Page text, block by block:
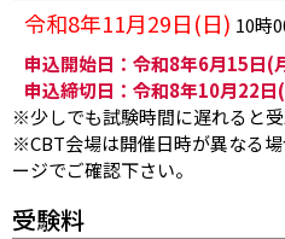
令和8年11月29日(日) 10時
申込開始日：令和8年6月15日(
申込締切日：令和8年10月22日
※少しでも試験時間に遅れると受
※CBT会場は開催日時が異なる
ージでご確認下さい。
受験料